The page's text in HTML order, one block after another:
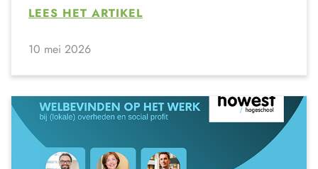
LEES HET ARTIKEL
10 mei 2026